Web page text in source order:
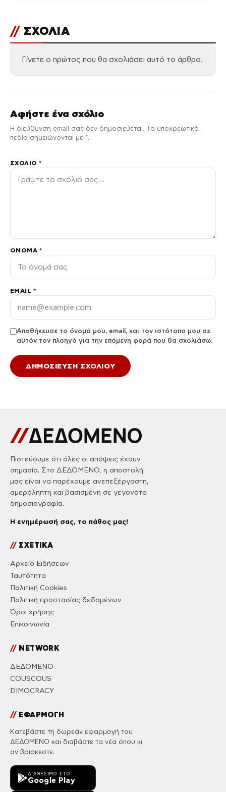
// ΣΧΟΛΙΑ
Γίνετε ο πρώτος που θα σχολιάσει αυτό το άρθρο.
Αφήστε ένα σχόλιο
Η διεύθυνση email σας δεν δημοσιεύεται. Τα υποχρεωτικά
πεδία σημειώνονται με *.
ΣΧΌΛΙΟ*
ΌΝΟΜΑ *
EMAIL *
Αποθήκευσε το όνομά μου, email, και τον ιστότοπο μου σε
αυτόν τον πλοηγό για την επόμενη φορά που θα σχολιάσω.
Πιστεύουμε ότι όλες οι απόψεις έχουν
σημασία. Στο ΔΕΔΟΜΕΝΟ, η αποστολή
μας είναι να παρέχουμε ανεπεξέργαστη,
αμερόληπτη και βασισμένη σε γεγονότα
δημοσιογραφία.
Η ενημέρωσή σας, το πάθος μας!
//ΣΧΕΤΙΚΑ
Αρχείο Ειδήσεων
Ταυτότητα
Πολιτική Cookies
Πολιτική προστασίας δεδομένων
Όροι χρήσης
Επικοινωνία
//NETWORK
ΔΕΔΟΜΕΝΟ
COUSCOUS
DIMOCRACY
//ΕΦΑΡΜΟΓΗ
Κατεβάστε τη δωρεάν εφαρμογή του
ΔΕΔΟΜΕΝΟ και διαβάστε τα νέα όπου κι
αν βρίσκεστε.
ΔΙΑΘΈΣΙΜΟ ΣΤΟ
Google Play